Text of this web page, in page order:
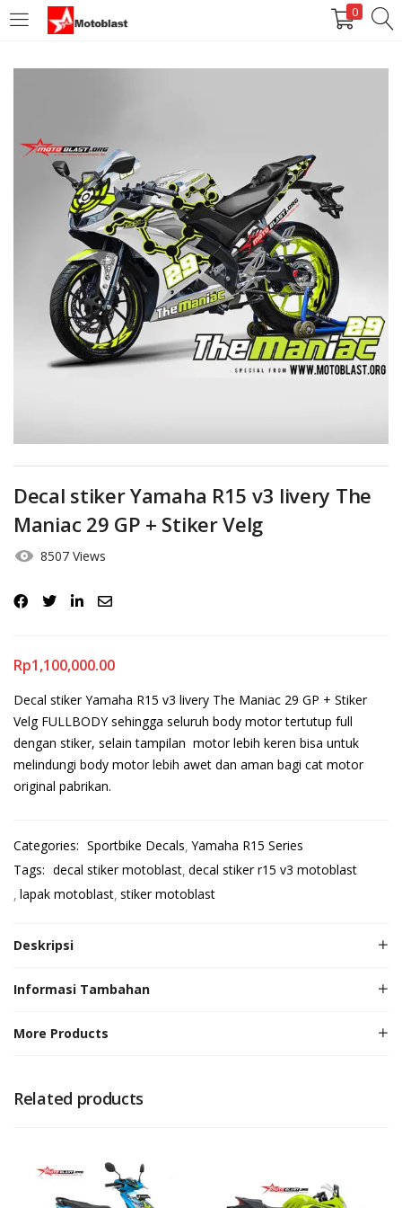
0
LOGIN REGISTER
Remember me
Login
Lost password?
Decal stiker Yamaha R15 v3 livery The
Maniac 29 GP + Stiker Velg
8507 Views
Rp1,100,000.00
Decal stiker Yamaha R15 v3 livery The Maniac 29 GP + Stiker
Velg FULLBODY sehingga seluruh body motor tertutup full
dengan stiker, selain tampilan motor lebih keren bisa untuk
melindungi body motor lebih awet dan aman bagi cat motor
original pabrikan.
Categories: Sportbike Decals Yamaha R15 Series
Tags: decal stiker motoblast decal stiker r15 v3 motoblast
lapak motoblast stiker motoblast
Deskripsi
Informasi Tambahan
More Products
Related products